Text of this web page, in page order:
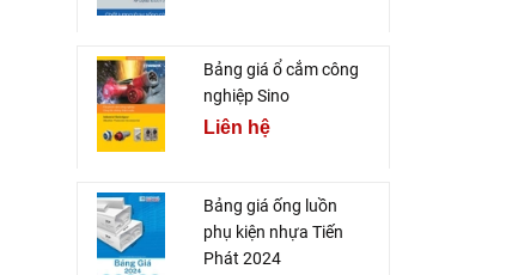
Bảng giá ổ cắm công
nghiệp Sino
Liên hệ
Bảng giá ống luồn
phụ kiện nhựa Tiến
Phát 2024